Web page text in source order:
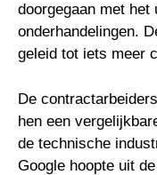
doorgegaan met het
onderhandelingen.
geleid tot iets meer
De
hen een
de technische
Google hoopte uit